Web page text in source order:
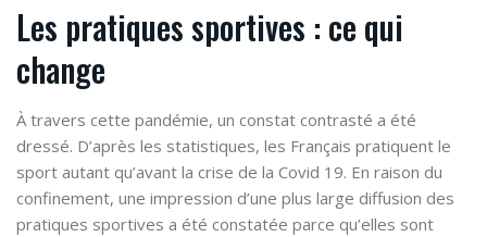
Les pratiques sportives : ce qui
change
À travers cette pandémie, un constat contrasté a été
dressé. D’après les statistiques, les Français pratiquent le
sport autant qu’avant la crise de la Covid 19. En raison du
confinement, une impression d’une plus large diffusion des
pratiques sportives a été constatée parce qu’elles sont